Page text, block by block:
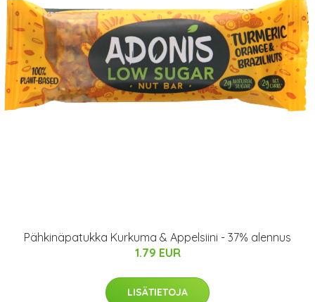
Pähkinäpatukka Kurkuma & Appelsiini - 37% alennus
1.79 EUR
LISÄTIETOJA